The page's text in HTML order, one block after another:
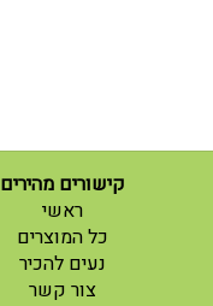
קישורים מהירים
ראשי
(current)
כל המוצרים
נעים להכיר
צור קשר
(current)